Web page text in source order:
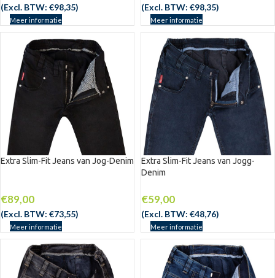
(Excl. BTW: €98,35)
Meer informatie
(Excl. BTW: €98,35)
Meer informatie
Extra Slim-Fit Jeans van Jog-Denim
€89,00
(Excl. BTW: €73,55)
Meer informatie
Extra Slim-Fit Jeans van Jogg-
Denim
€59,00
(Excl. BTW: €48,76)
Meer informatie